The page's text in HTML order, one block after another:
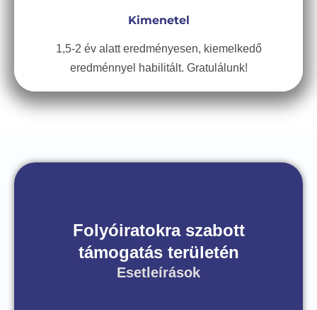
Kimenetel
1,5-2 év alatt eredményesen, kiemelkedő
eredménnyel habilitált. Gratulálunk!
Folyóiratokra szabott
támogatás területén
Esetleírások